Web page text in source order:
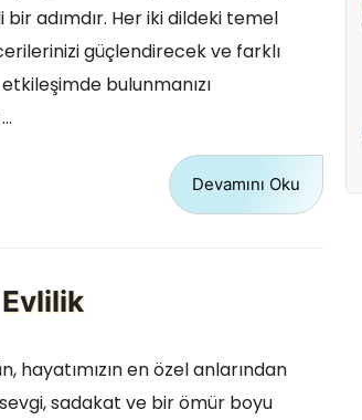
adımdır. Her iki dildeki temel
güçlendirecek ve farklı
bulunmanızı
Devamını Oku
hayatımızın en özel anlarından
sadakat ve bir ömür boyu